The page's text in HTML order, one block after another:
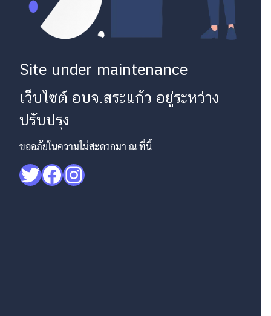
Site under maintenance
เว็บไซต์ อบจ.สระแก้ว อยู่ระหว่าง
ปรับปรุง
ขออภัยในความไม่สะดวกมา ณ ที่นี้
Twitter
Facebook
Instagram